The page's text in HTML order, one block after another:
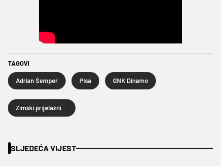
TAGOVI
Adrian Šemper Pisa GNK Dinamo
SLJEDEĆA VIJEST